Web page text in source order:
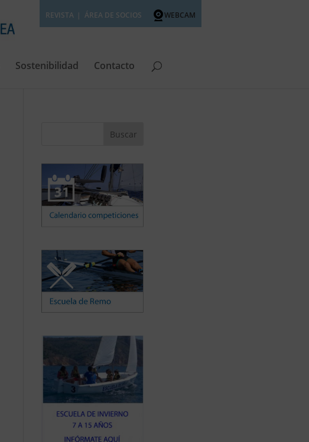
REVISTA ÁREA DE SOCIOS WEBCAM
Sostenibilidad Contacto